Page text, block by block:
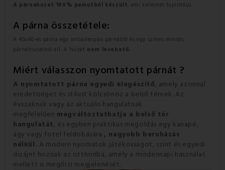
A párnahuzat 100% pamutból készült , ami kellemes tapintású.
A párna összetétele:
A 40x40-es párna egy antiallergiás párnából és egy színes mintás
párnahuzatból áll. A huzat nem levehető.
Miért válasszon nyomtatott párnát ?
A nyomtatott párna egyedi kiegészítő, amely azonnal
eredetiséget és stílust kölcsönöz a belső térnek. Az
évszaknak vagy az aktuális hangulatnak
megfelelően megváltoztathatja a belső tér
hangulatát, és egyben praktikus megoldás egy kanapé,
ágy vagy fotel feldobására , nagyobb beruházás
nélkül. A modern nyomatok játékosságot, színt és egyedi
dizájnt hoznak az otthonba, amely a mindennapi használat
mellett is megőrzi megjelenését.